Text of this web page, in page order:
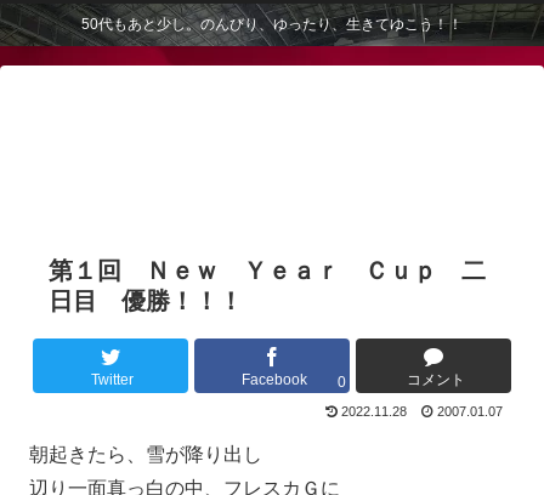
50代もあと少し。のんびり、ゆったり、生きてゆこう！！
第１回 Ｎｅｗ Ｙｅａｒ Ｃｕｐ 二
日目 優勝！！！
Twitter Facebook 0 コメント
2022.11.28 2007.01.07
朝起きたら、雪が降り出し
辺り一面真っ白の中、フレスカＧに